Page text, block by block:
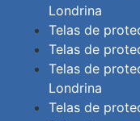
Londrina
Telas de
Telas de
Telas de
Londrina
Telas de